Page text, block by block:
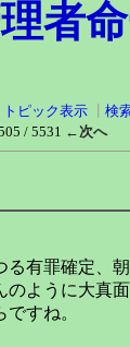
者
トピック表示
検
/ 5531 ←次へ
有罪確定、
ように大真
ですね。